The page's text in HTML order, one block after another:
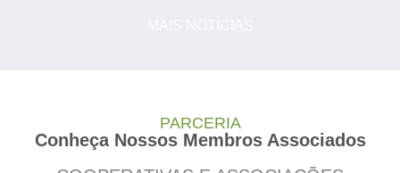
PARCERIA
Conheça Nossos Membros Associados